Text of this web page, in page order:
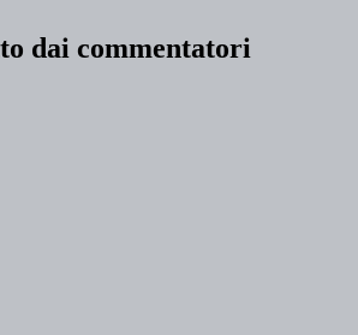
dai commentatori